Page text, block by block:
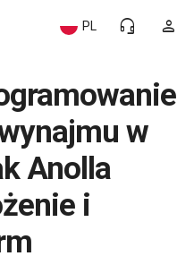
person
headset_mic
PL
w
Anolla
i